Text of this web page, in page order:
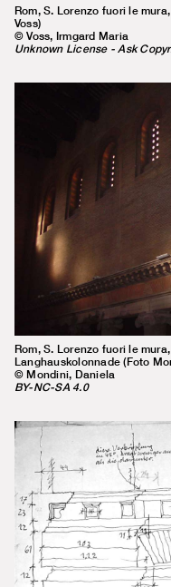
Rom, S. Lorenzo fuori le
Voss)
© Voss, Irmgard Maria
Unknown License - Ask
Rom, S. Lorenzo fuori le
Langhauskolonnade (Foto
© Mondini, Daniela
BY-NC-SA 4.0